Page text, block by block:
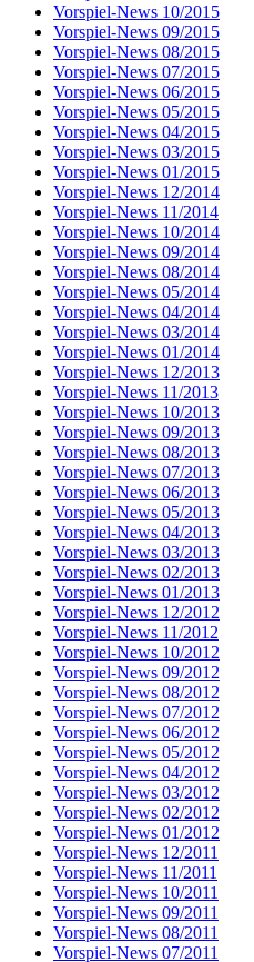
Vorspiel-News 10/2015
Vorspiel-News 09/2015
Vorspiel-News 08/2015
Vorspiel-News 07/2015
Vorspiel-News 06/2015
Vorspiel-News 05/2015
Vorspiel-News 04/2015
Vorspiel-News 03/2015
Vorspiel-News 01/2015
Vorspiel-News 12/2014
Vorspiel-News 11/2014
Vorspiel-News 10/2014
Vorspiel-News 09/2014
Vorspiel-News 08/2014
Vorspiel-News 05/2014
Vorspiel-News 04/2014
Vorspiel-News 03/2014
Vorspiel-News 01/2014
Vorspiel-News 12/2013
Vorspiel-News 11/2013
Vorspiel-News 10/2013
Vorspiel-News 09/2013
Vorspiel-News 08/2013
Vorspiel-News 07/2013
Vorspiel-News 06/2013
Vorspiel-News 05/2013
Vorspiel-News 04/2013
Vorspiel-News 03/2013
Vorspiel-News 02/2013
Vorspiel-News 01/2013
Vorspiel-News 12/2012
Vorspiel-News 11/2012
Vorspiel-News 10/2012
Vorspiel-News 09/2012
Vorspiel-News 08/2012
Vorspiel-News 07/2012
Vorspiel-News 06/2012
Vorspiel-News 05/2012
Vorspiel-News 04/2012
Vorspiel-News 03/2012
Vorspiel-News 02/2012
Vorspiel-News 01/2012
Vorspiel-News 12/2011
Vorspiel-News 11/2011
Vorspiel-News 10/2011
Vorspiel-News 09/2011
Vorspiel-News 08/2011
Vorspiel-News 07/2011